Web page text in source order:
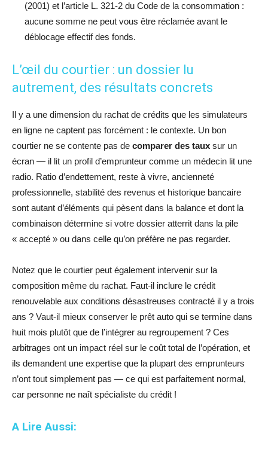
(2001) et l’article L. 321-2 du Code de la consommation :
aucune somme ne peut vous être réclamée avant le
déblocage effectif des fonds.
L’œil du courtier : un dossier lu
autrement, des résultats concrets
Il y a une dimension du rachat de crédits que les simulateurs
en ligne ne captent pas forcément : le contexte. Un bon
courtier ne se contente pas de comparer des taux sur un
écran — il lit un profil d’emprunteur comme un médecin lit une
radio. Ratio d’endettement, reste à vivre, ancienneté
professionnelle, stabilité des revenus et historique bancaire
sont autant d’éléments qui pèsent dans la balance et dont la
combinaison détermine si votre dossier atterrit dans la pile
« accepté » ou dans celle qu’on préfère ne pas regarder.
Notez que le courtier peut également intervenir sur la
composition même du rachat. Faut-il inclure le crédit
renouvelable aux conditions désastreuses contracté il y a trois
ans ? Vaut-il mieux conserver le prêt auto qui se termine dans
huit mois plutôt que de l’intégrer au regroupement ? Ces
arbitrages ont un impact réel sur le coût total de l’opération, et
ils demandent une expertise que la plupart des emprunteurs
n’ont tout simplement pas — ce qui est parfaitement normal,
car personne ne naît spécialiste du crédit !
A Lire Aussi: